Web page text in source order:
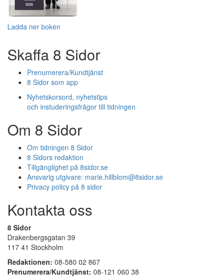
Ladda ner boken
Skaffa 8 Sidor
Prenumerera/Kundtjänst
8 Sidor som app
Nyhetskorsord, nyhetstips
och instuderingsfrågor till tidningen
Om 8 Sidor
Om tidningen 8 Sidor
8 Sidors redaktion
Tillgänglighet på 8sidor.se
Ansvarig utgivare: marie.hillblom@8sidor.se
Privacy policy på 8 sidor
Kontakta oss
8 Sidor
Drakenbergsgatan 39
117 41 Stockholm
Redaktionen: 08-580 02 867
Prenumerera/Kundtjänst: 08-121 060 38